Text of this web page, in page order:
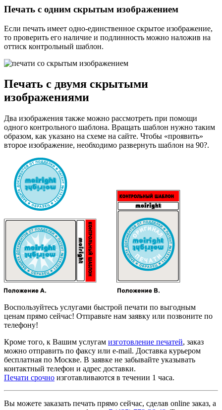
Печать с одним скрытым изображением
Если печать имеет одно-единственное скрытое изображение,
то проверить его наличие и подлинность можно наложив на
оттиск контрольный шаблон.
Печать с двумя скрытыми
изображениями
Два изображения также можно рассмотреть при помощи
одного контрольного шаблона. Вращать шаблон нужно таким
образом, как указано на схеме на сайте. Чтобы «проявить»
второе изображение, необходимо развернуть шаблон на 90?.
Воспользуйтесь услугами быстрой печати по выгодным
ценам прямо сейчас! Отправьте нам заявку или позвоните по
телефону!
Кроме того, к Вашим услугам изготовление печатей, заказ
можно отправить по факсу или e-mail. Доставка курьером
бесплатная по Москве. В заявке не забывайте указывать
контактный телефон и адрес доставки.
Печати срочно изготавливаются в течении 1 часа.
Вы можете заказать печать прямо сейчас, сделав online заказ, а